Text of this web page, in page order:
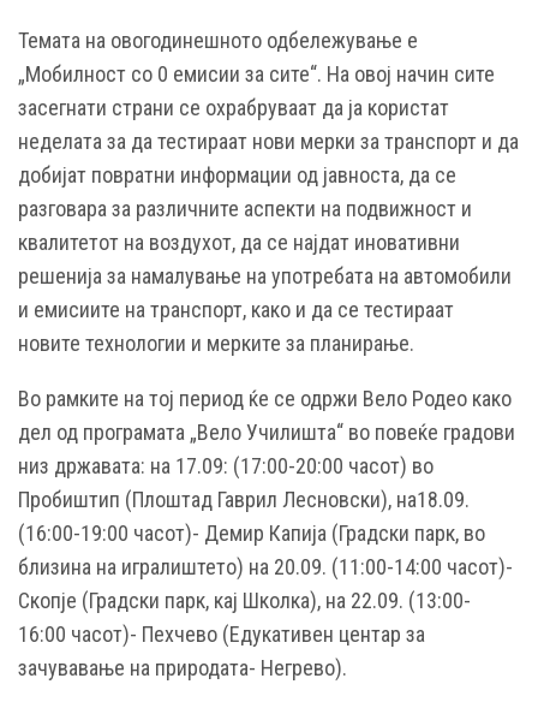
Темата на овогодинешното одбележување е
„Мобилност со 0 емисии за сите“. На овој начин сите
засегнати страни се охрабруваат да ја користат
неделата за да тестираат нови мерки за транспорт и да
добијат повратни информации од јавноста, да се
разговара за различните аспекти на подвижност и
квалитетот на воздухот, да се најдат иновативни
решенија за намалување на употребата на автомобили
и емисиите на транспорт, како и да се тестираат
новите технологии и мерките за планирање.
Во рамките на тој период ќе се одржи Вело Родео како
дел од програмата „Вело Училишта“ во повеќе градови
низ државата: на 17.09: (17:00-20:00 часот) во
Пробиштип (Плоштад Гаврил Лесновски), на18.09.
(16:00-19:00 часот)- Демир Капија (Градски парк, во
близина на игралиштето) на 20.09. (11:00-14:00 часот)-
Скопје (Градски парк, кај Школка), на 22.09. (13:00-
16:00 часот)- Пехчево (Едукативен центар за
зачувавање на природата- Негрево).